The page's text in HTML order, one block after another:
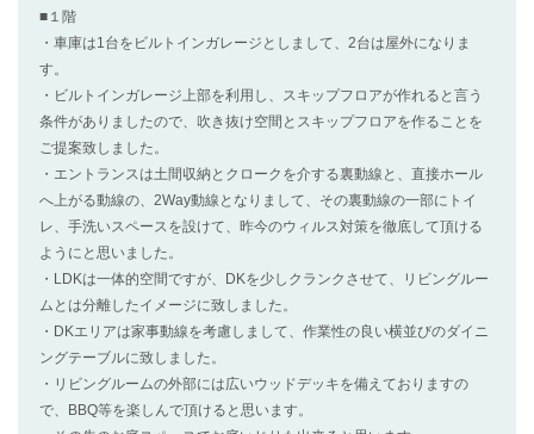
■１階
・車庫は1台をビルトインガレージとしまして、2台は屋外になりま
す。
・ビルトインガレージ上部を利用し、スキップフロアが作れると言う
条件がありましたので、吹き抜け空間とスキップフロアを作ることを
ご提案致しました。
・エントランスは土間収納とクロークを介する裏動線と、直接ホール
へ上がる動線の、2Way動線となりまして、その裏動線の一部にトイ
レ、手洗いスペースを設けて、昨今のウィルス対策を徹底して頂ける
ようにと思いました。
・LDKは一体的空間ですが、DKを少しクランクさせて、リビングルー
ムとは分離したイメージに致しました。
・DKエリアは家事動線を考慮しまして、作業性の良い横並びのダイニ
ングテーブルに致しました。
・リビングルームの外部には広いウッドデッキを備えておりますの
で、BBQ等を楽しんで頂けると思います。